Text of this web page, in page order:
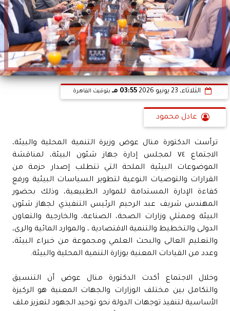
الثلاثاء، 23 يونيو 2026 03:55 مـ بتوقيت القاهرة
عادل محمود
ترأست الدكتورة منال عوض وزيرة التنمية المحلية والبيئة،
الاجتماع ٧٤ لمجلس إدارة جهاز شئون البيئة، لمناقشة
الموضوعات البيئية الملحة التي تتطلب إصدار حزمة من
القرارات والتوصيات النوعية لتطوير السياسات البيئية ورفع
كفاءة الإدارة المستدامة للموارد الطبيعية، وذلك بحضور
المهندس شريف عبد الرحيم الرئيس التنفيذي لجهاز شئون
البيئة وممثلي وزارات الصحة، الصناعة، والخارجية والتعاون
الدولى والتخطيط والتنمية الاقتصادية ، والموارد المائية والرى،
والتعليم العالى والبحث العلمي ومجموعة من خبراء البيئة،
وعدد من القيادات المعنية بوزارة التنمية المحلية والبيئة.
وخلال الاجتماع أكدت الدكتورة منال عوض أن التنسيق
والتكامل بين مختلف الوزارات والجهات المعنية هو الركيزة
الأساسية لتنفيذ توجهات الدولة نحو توحيد الجهود لتعزيز ملف